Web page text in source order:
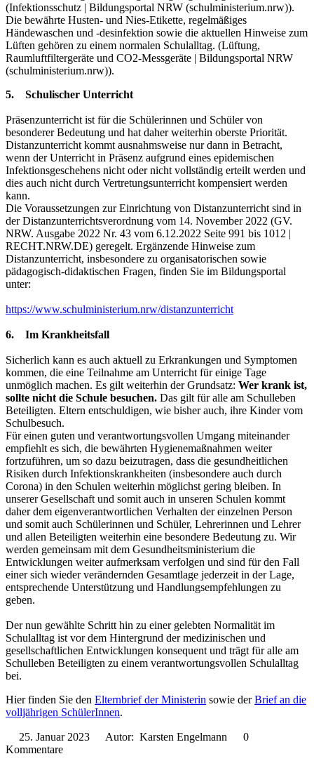
(Infektionsschutz | Bildungsportal NRW (schulministerium.nrw)).
Die bewährte Husten- und Nies-Etikette, regelmäßiges
Händewaschen und -desinfektion sowie die aktuellen Hinweise zum
Lüften gehören zu einem normalen Schulalltag. (Lüftung,
Raumluftfiltergeräte und CO2-Messgeräte | Bildungsportal NRW
(schulministerium.nrw)).
5. Schulischer Unterricht
Präsenzunterricht ist für die Schülerinnen und Schüler von
besonderer Bedeutung und hat daher weiterhin oberste Priorität.
Distanzunterricht kommt ausnahmsweise nur dann in Betracht,
wenn der Unterricht in Präsenz aufgrund eines epidemischen
Infektionsgeschehens nicht oder nicht vollständig erteilt werden und
dies auch nicht durch Vertretungsunterricht kompensiert werden
kann.
Die Voraussetzungen zur Einrichtung von Distanzunterricht sind in
der Distanzunterrichtsverordnung vom 14. November 2022 (GV.
NRW. Ausgabe 2022 Nr. 43 vom 6.12.2022 Seite 991 bis 1012 |
RECHT.NRW.DE) geregelt. Ergänzende Hinweise zum
Distanzunterricht, insbesondere zu organisatorischen sowie
pädagogisch-didaktischen Fragen, finden Sie im Bildungsportal
unter:
https://www.schulministerium.nrw/distanzunterricht
6. Im Krankheitsfall
Sicherlich kann es auch aktuell zu Erkrankungen und Symptomen
kommen, die eine Teilnahme am Unterricht für einige Tage
unmöglich machen. Es gilt weiterhin der Grundsatz: Wer krank ist,
sollte nicht die Schule besuchen. Das gilt für alle am Schulleben
Beteiligten. Eltern entschuldigen, wie bisher auch, ihre Kinder vom
Schulbesuch.
Für einen guten und verantwortungsvollen Umgang miteinander
empfiehlt es sich, die bewährten Hygienemaßnahmen weiter
fortzuführen, um so dazu beizutragen, dass die gesundheitlichen
Risiken durch Infektionskrankheiten (insbesondere auch durch
Corona) in den Schulen weiterhin möglichst gering bleiben. In
unserer Gesellschaft und somit auch in unseren Schulen kommt
daher dem eigenverantwortlichen Verhalten der einzelnen Person
und somit auch Schülerinnen und Schüler, Lehrerinnen und Lehrer
und allen Beteiligten weiterhin eine besondere Bedeutung zu. Wir
werden gemeinsam mit dem Gesundheitsministerium die
Entwicklungen weiter aufmerksam verfolgen und sind für den Fall
einer sich wieder verändernden Gesamtlage jederzeit in der Lage,
entsprechende Unterstützung und Handlungsempfehlungen zu
geben.
Der nun gewählte Schritt hin zu einer gelebten Normalität im
Schulalltag ist vor dem Hintergrund der medizinischen und
gesellschaftlichen Entwicklungen konsequent und trägt für alle am
Schulleben Beteiligten zu einem verantwortungsvollen Schulalltag
bei.
Hier finden Sie den Elternbrief der Ministerin sowie derBrief an die
volljährigen SchülerInnen.
25. Januar 2023 Autor: Karsten Engelmann
0
Kommentare